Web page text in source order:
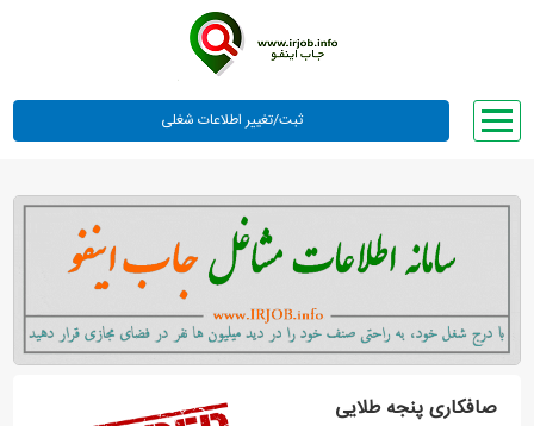
وبلاگ
معرفی ما
تعرفه ها
راهنما
صافکاری پنجه طلایی